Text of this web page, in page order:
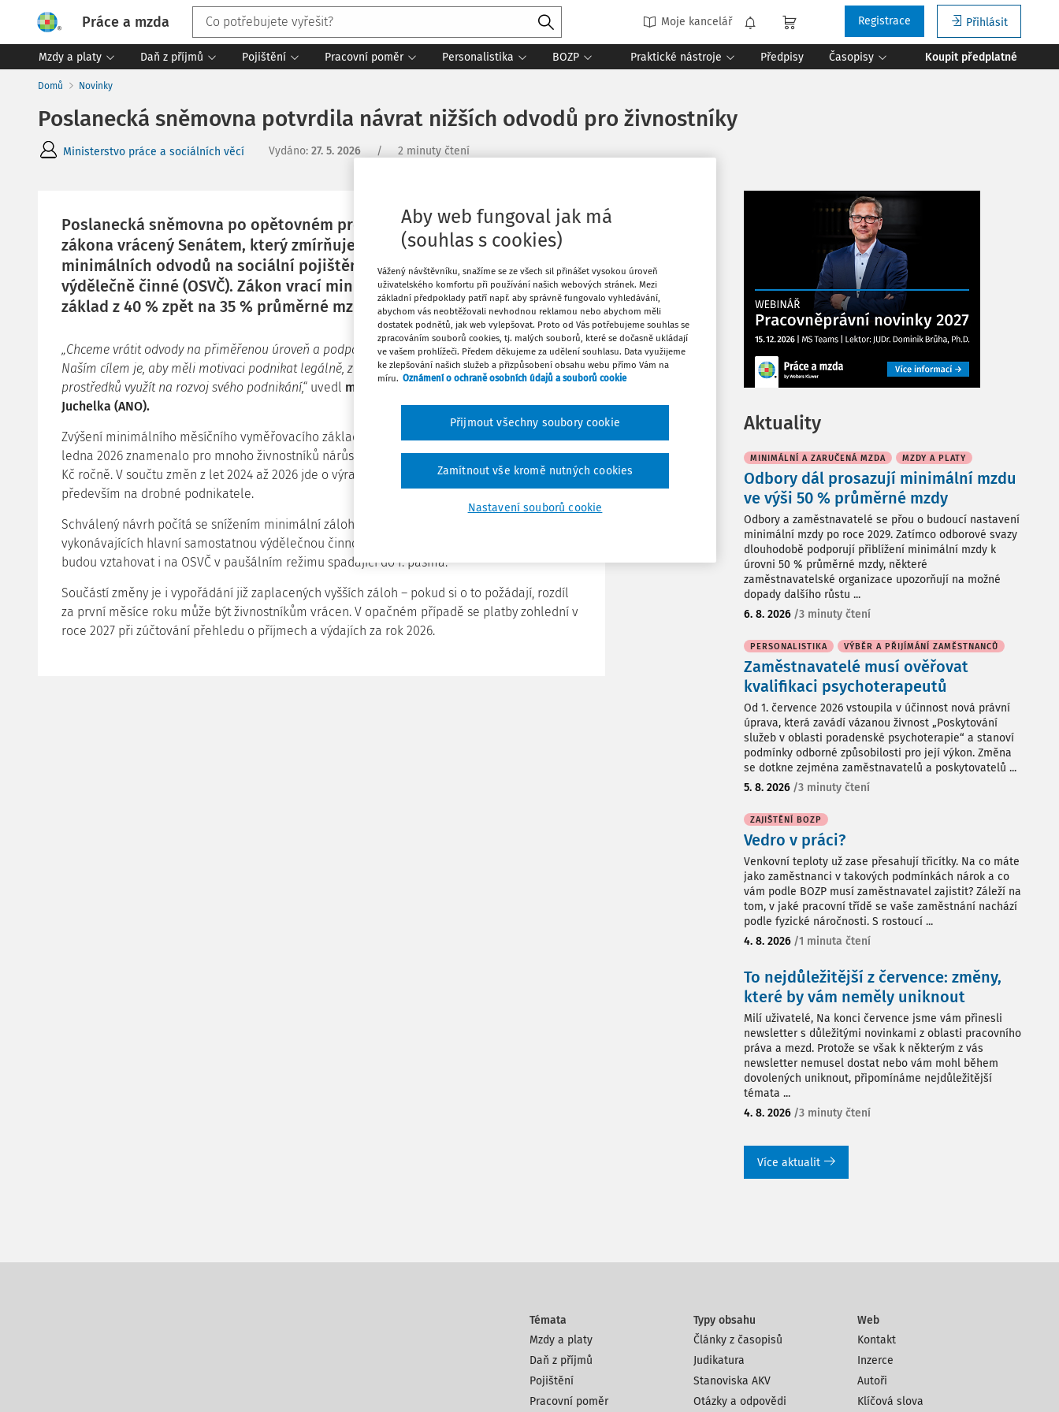
Práce a mzda Moje kancelář Přihlásit
Registrace
Mzdy a platy Daň z příjmů Pojištění Pracovní poměr Personalistika BOZP Praktické nástroje Předpisy Časopisy Koupit předplatné
Domů Novinky
Poslanecká sněmovna potvrdila návrat nižších odvodů pro živnostníky
Ministerstvo práce a sociálních věcí Vydáno: 27. 5. 2026 / 2 minuty čtení
Poslanecká sněmovna po opětovném projednání schválila návrh
zákona vrácený Senátem, který zmírňuje dopady letošního zvýšení
minimálních odvodů na sociální pojištění pro osoby samostatně
výdělečně činné (OSVČ). Zákon vrací minimální měsíční vyměřovací
základ z 40 % zpět na 35 % průměrné mzdy.
„Chceme vrátit odvody na přiměřenou úroveň a podpořit živnostníky, kteří pracují sami na sebe.
Naším cílem je, aby měli motivaci podnikat legálně, zůstávali ekonomicky aktivní a mohli více
prostředků využít na rozvoj svého podnikání,“ uvedl ministr práce a sociálních věcí Aleš
Juchelka (ANO).
Zvýšení minimálního měsíčního vyměřovacího základu z 35 % na 40 % průměrné mzdy od
ledna 2026 znamenalo pro mnoho živnostníků nárůst odvodů až o 715 Kč měsíčně, tedy 8 580
Kč ročně. V součtu změn z let 2024 až 2026 jde o výrazné zvýšení zatížení, které dopadá
především na drobné podnikatele.
Schválený návrh počítá se snížením minimální zálohy na důchodové pojištění u OSVČ
vykonávajících hlavní samostatnou výdělečnou činnost z 5 720 Kč na 5 005 Kč. Nižší úhrady se
budou vztahovat i na OSVČ v paušálním režimu spadající do I. pásma.
Součástí změny je i vypořádání již zaplacených vyšších záloh – pokud si o to požádají, rozdíl
za první měsíce roku může být živnostníkům vrácen. V opačném případě se platby zohlední v
roce 2027 při zúčtování přehledu o příjmech a výdajích za rok 2026.
Stáhnout
Tisknout
Sdílet
Aktuality
MINIMÁLNÍ A ZARUČENÁ MZDA MZDY A PLATY
Odbory dál prosazují minimální mzdu
ve výši 50 % průměrné mzdy
Odbory a zaměstnavatelé se přou o budoucí nastavení
minimální mzdy po roce 2029. Zatímco odborové svazy
dlouhodobě podporují přiblížení minimální mzdy k
úrovni 50 % průměrné mzdy, některé
zaměstnavatelské organizace upozorňují na možné
dopady dalšího růstu ...
6. 8. 2026 /3 minuty čtení
PERSONALISTIKA VÝBĚR A PŘIJÍMÁNÍ ZAMĚSTNANCŮ
Zaměstnavatelé musí ověřovat
kvalifikaci psychoterapeutů
Od 1. července 2026 vstoupila v účinnost nová právní
úprava, která zavádí vázanou živnost „Poskytování
služeb v oblasti poradenské psychoterapie“ a stanoví
podmínky odborné způsobilosti pro její výkon. Změna
se dotkne zejména zaměstnavatelů a poskytovatelů ...
5. 8. 2026 /3 minuty čtení
ZAJIŠTĚNÍ BOZP
Vedro v práci?
Venkovní teploty už zase přesahují třicítky. Na co máte
jako zaměstnanci v takových podmínkách nárok a co
vám podle BOZP musí zaměstnavatel zajistit? Záleží na
tom, v jaké pracovní třídě se vaše zaměstnání nachází
podle fyzické náročnosti. S rostoucí ...
4. 8. 2026 /1 minuta čtení
To nejdůležitější z července: změny,
které by vám neměly uniknout
Milí uživatelé, Na konci července jsme vám přinesli
newsletter s důležitými novinkami z oblasti pracovního
práva a mezd. Protože se však k některým z vás
newsletter nemusel dostat nebo vám mohl během
dovolených uniknout, připomínáme nejdůležitější
témata ...
4. 8. 2026 /3 minuty čtení
Více aktualit
Témata
Mzdy a platy
Daň z příjmů
Pojištění
Pracovní poměr
Typy obsahu
Články z časopisů
Judikatura
Stanoviska AKV
Otázky a odpovědi
Web
Kontakt
Inzerce
Autoři
Klíčová slova
Aby web fungoval jak má
(souhlas s cookies)
Vážený návštěvníku, snažíme se ze všech sil přinášet vysokou úroveň
uživatelského komfortu při používání našich webových stránek. Mezi
základní předpoklady patří např. aby správně fungovalo vyhledávání,
abychom vás neobtěžovali nevhodnou reklamou nebo abychom měli
dostatek podnětů, jak web vylepšovat. Proto od Vás potřebujeme souhlas se
zpracováním souborů cookies, tj. malých souborů, které se dočasně ukládají
ve vašem prohlížeči. Předem děkujeme za udělení souhlasu. Data využijeme
ke zlepšování našich služeb a přizpůsobení obsahu webu přímo Vám na
míru. Oznámení o ochraně osobních údajů a souborů cookie
Nastavení souborů cookie
Zamítnout vše kromě nutných cookies
Přijmout všechny soubory cookie